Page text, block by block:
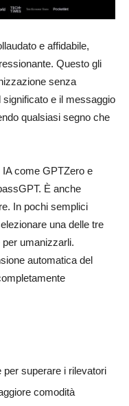
e affidabile,
Questo gli
senza
significato e il messaggio
qualsiasi segno che
come GPTZero e
È anche
In pochi semplici
una delle tre
umanizzarli.
automatica del
superare i rilevatori
comodità